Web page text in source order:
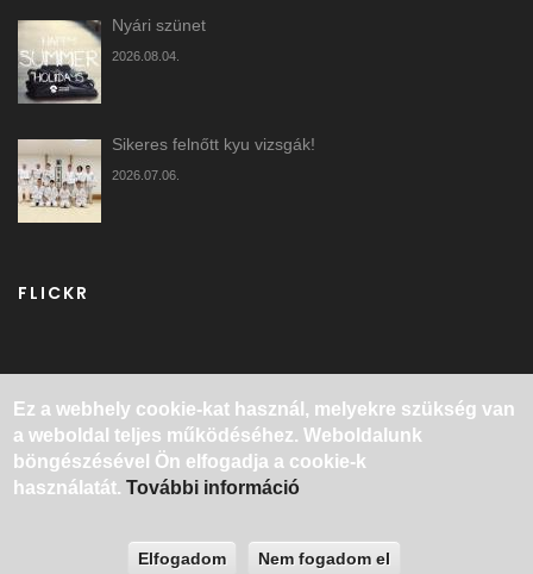
Nyári szünet
2026.08.04.
Sikeres felnőtt kyu vizsgák!
2026.07.06.
FLICKR
KEZDŐLAP RÓLUNK
EDZÉSEK
JOGI NYILATKOZAT
KAPCSOLAT
ADATVÉDELEM
ADÓ 1%
SPORTEGYESÜLET
Ez a webhely cookie-kat használ, melyekre szükség van
a weboldal teljes működéséhez. Weboldalunk
böngészésével Ön elfogadja a cookie-k
használatát.További információ
Elfogadom Nem fogadom el